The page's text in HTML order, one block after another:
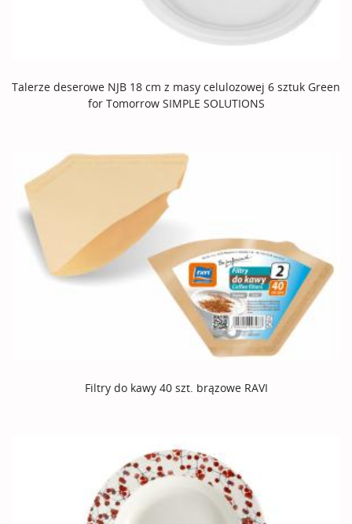
Talerze deserowe NJB 18 cm z masy celulozowej 6 sztuk Green
for Tomorrow SIMPLE SOLUTIONS
Filtry do kawy 40 szt. brązowe RAVI